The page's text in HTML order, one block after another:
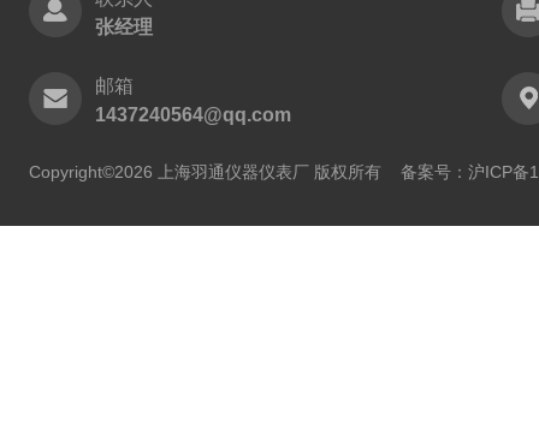
张经理
邮箱
1437240564@qq.com
Copyright©2026 上海羽通仪器仪表厂 版权所有 备案号：沪ICP备